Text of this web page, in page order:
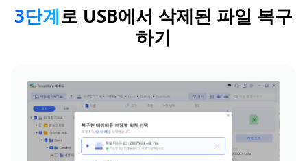
3단계로 USB에서 삭제된 파일 복구
하기